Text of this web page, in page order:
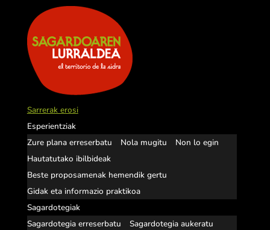
Sarrerak erosi
Esperientziak
Zure plana erreserbatu
Nola mugitu
Non lo egin
Hautatutako ibilbideak
Beste proposamenak hemendik gertu
Gidak eta informazio praktikoa
Sagardotegiak
Sagardotegia erreserbatu
Sagardotegia aukeratu